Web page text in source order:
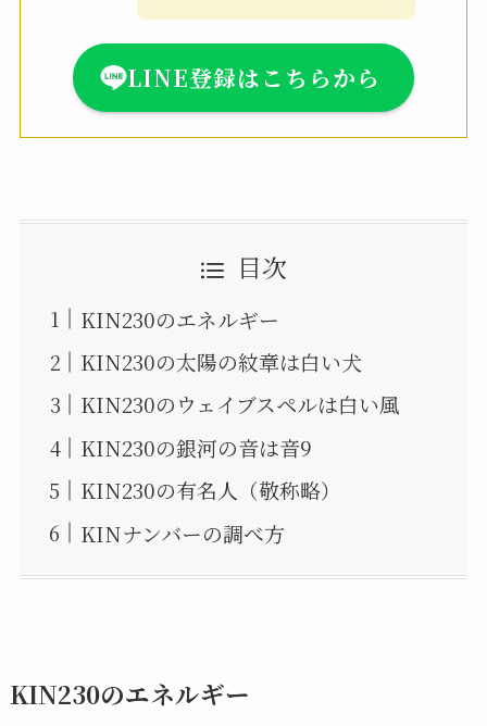
LINE登録はこちらから
目次
KIN230のエネルギー
KIN230の太陽の紋章は白い犬
KIN230のウェイブスペルは白い風
KIN230の銀河の音は音9
KIN230の有名人（敬称略）
KINナンバーの調べ方
KIN230のエネルギー